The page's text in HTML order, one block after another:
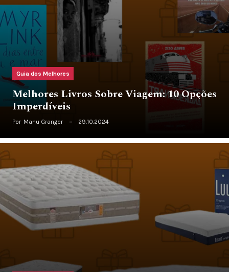
Guia dos Melhores
Melhores Livros Sobre Viagem: 10 Opções
Imperdíveis
Por Manu Granger 29.10.2024